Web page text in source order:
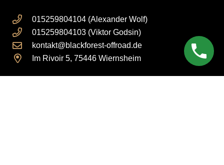
015259804104 (Alexander Wolf)
015259804103 (Viktor Godsin)
kontakt@blackforest-offroad.de
Im Rivoir 5, 75446 Wiernsheim